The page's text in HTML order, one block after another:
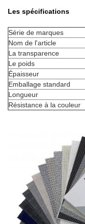
Les spécifications
Série de marques
Nom de l'article
La transparence
Le poids
Épaisseur
Emballage standard
Longueur
Résistance à la couleur